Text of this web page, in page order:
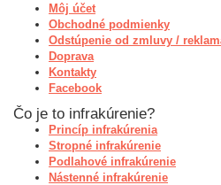
Môj účet
Obchodné podmienky
Odstúpenie od zmluvy /
Doprava
Kontakty
Facebook
Čo je to infrakúrenie?
Princíp infrakúrenia
Stropné infrakúrenie
Podlahové infrakúrenie
Nástenné infrakúrenie